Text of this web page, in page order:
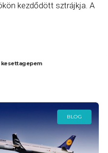
kezdődött sztrájkja. A
Budapestre érkező, vagy
járatát. A Frankfurtból
kesettagepem
BLOG